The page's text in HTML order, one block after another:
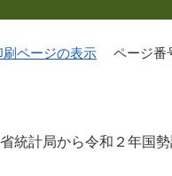
刷ページの表示 ページ番
統計局から令和２年国